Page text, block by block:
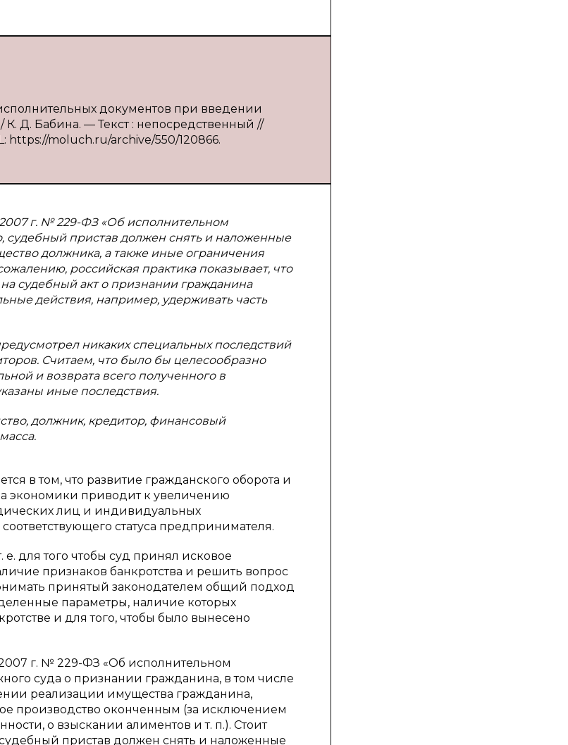
документов при введении
Д. Бабина. — Текст : непосредственный //
moluch.ru/archive/550/120866.
г. № 229-ФЗ «Об исполнительном
судебный пристав должен снять и наложенные
должника, а также иные ограничения
российская практика показывает, что
судебный акт о признании гражданина
действия, например, удерживать часть
никаких специальных последствий
Считаем, что было бы целесообразно
и возврата всего полученного в
иные последствия.
должник, кредитор, финансовый
в том, что развитие гражданского оборота и
экономики приводит к увеличению
лиц и индивидуальных
статуса предпринимателя.
для того чтобы суд принял исковое
признаков банкротства и решить вопрос
принятый законодателем общий подход
параметры, наличие которых
и для того, чтобы было вынесено
г. № 229-ФЗ «Об исполнительном
суда о признании гражданина, в том числе
реализации имущества гражданина,
производство оконченным (за исключением
о взыскании алиментов и т. п.). Стоит
пристав должен снять и наложенные